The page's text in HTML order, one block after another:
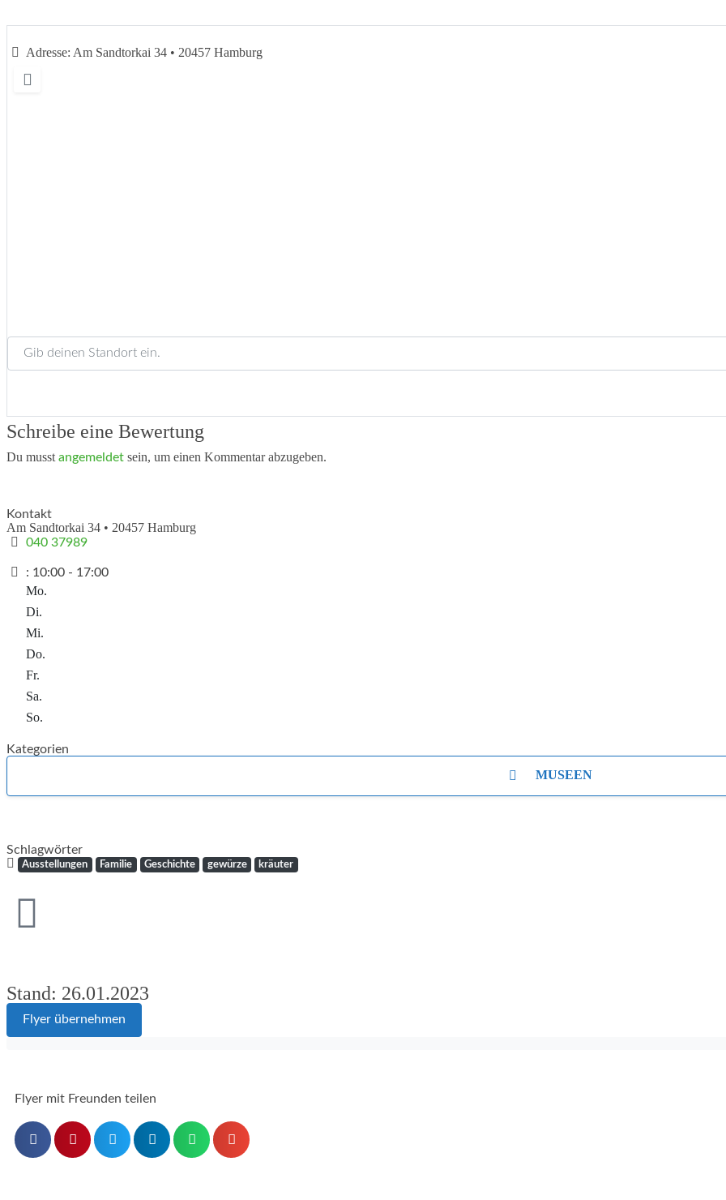
Adresse: Am Sandtorkai 34 • 20457 Hamburg
Gib deinen Standort ein.
Schreibe eine Bewertung
Du musst angemeldet sein, um einen Kommentar abzugeben.
Kontakt
Am Sandtorkai 34 • 20457 Hamburg
040 37989
: 10:00 - 17:00
Mo.
Di.
Mi.
Do.
Fr.
Sa.
So.
Kategorien
MUSEEN
Schlagwörter
Ausstellungen Familie Geschichte gewürze kräuter
Stand: 26.01.2023
Flyer übernehmen
Flyer mit Freunden teilen